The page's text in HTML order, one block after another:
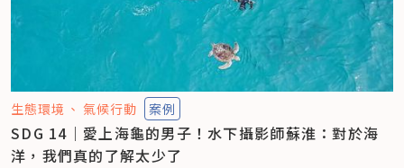
生態環境 氣候行動 案例
SDG 14｜愛上海龜的男子！水下攝影師蘇淮：對於海
洋，我們真的了解太少了